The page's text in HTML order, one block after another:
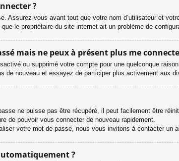
?
Assurez-vous avant tout que votre nom d’utilisateur et
le propriétaire du site internet ait un problème de
mais ne peux à présent plus me
ou supprimé votre compte pour une quelconque
de nouveau et essayez de participer plus activement aux
ne puisse pas être récupéré, il peut facilement être
de pouvoir vous connecter de nouveau rapidement.
votre mot de passe, nous vous invitons à contacter un
?